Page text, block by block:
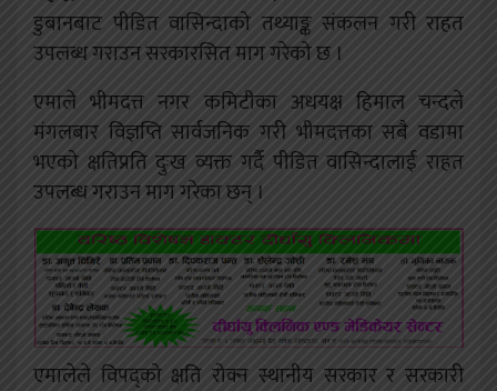
डुबानबाट पीडित वासिन्दाको तथ्याङ्क संकलन गरी राहत
उपलब्ध गराउन सरकारसित माग गरेको छ ।
एमाले भीमदत्त नगर कमिटीका अधयक्ष हिमाल चन्दले
मंगलबार विज्ञप्ति सार्वजनिक गरी भीमदत्तका सबै वडामा
भएको क्षतिप्रति दुःख व्यक्त गर्दै पीडित वासिन्दालाई राहत
उपलब्ध गराउन माग गरेका छन् ।
एमालेले विपद्को क्षति रोक्न स्थानीय सरकार र सरकारी